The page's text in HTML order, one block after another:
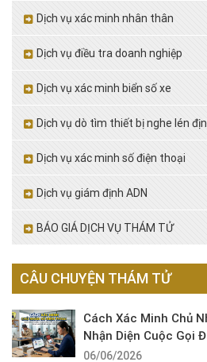
Dịch vụ xác minh nhân thân
Dịch vụ điều tra doanh nghiệp
Dịch vụ xác minh biển số xe
Dịch vụ dò tìm thiết bị nghe lén
Dịch vụ xác minh số điện thoại
Dịch vụ giám định ADN
BÁO GIÁ DỊCH VỤ THÁM TỬ
CÂU CHUYỆN THÁM TỬ
Cách Xác Minh Chủ
Nhận Diện Cuộc Gọi
06/06/2026